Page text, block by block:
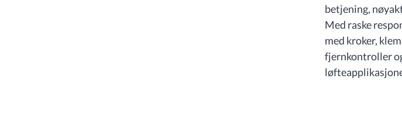
betjening,
Med raske
med kroker,
fjernkontroller